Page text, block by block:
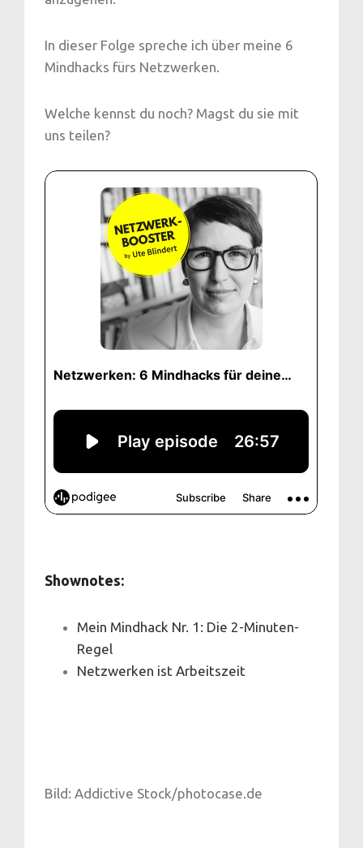
In dieser Folge spreche ich über meine 6
Mindhacks fürs Netzwerken.
Welche kennst du noch? Magst du sie mit
uns teilen?
Shownotes:
Mein Mindhack Nr. 1: Die 2-Minuten-
Regel
Netzwerken ist Arbeitszeit
Bild: Addictive Stock/photocase.de